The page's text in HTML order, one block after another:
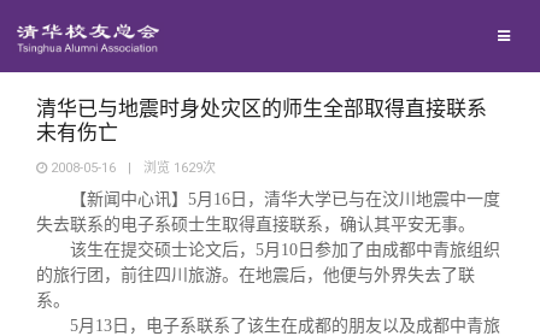
地区联络
年级联络
院系校友工作
专业委员会
回馈母校
捐赠项目
捐赠新闻
捐赠纪事
媒体平台
《清华校友通讯》
《水木清华》
百年清华
清华人物
校友服务
清华已与地震时身处灾区的师生全部取得直接联系
未有伤亡
2008-05-16 | 浏览 1629次
【新闻中心讯】 5月 16 日，清华大学已与在汶川地震中一度
失去联系的电子系硕士生取得直接联系，确认其平安无事。
该生在提交硕士论文后， 5月 10 日参加了由成都中青旅组织
的旅行团，前往四川旅游。在地震后，他便与外界失去了联
系。
5月 13 日，电子系联系了该生在成都的朋友以及成都中青旅